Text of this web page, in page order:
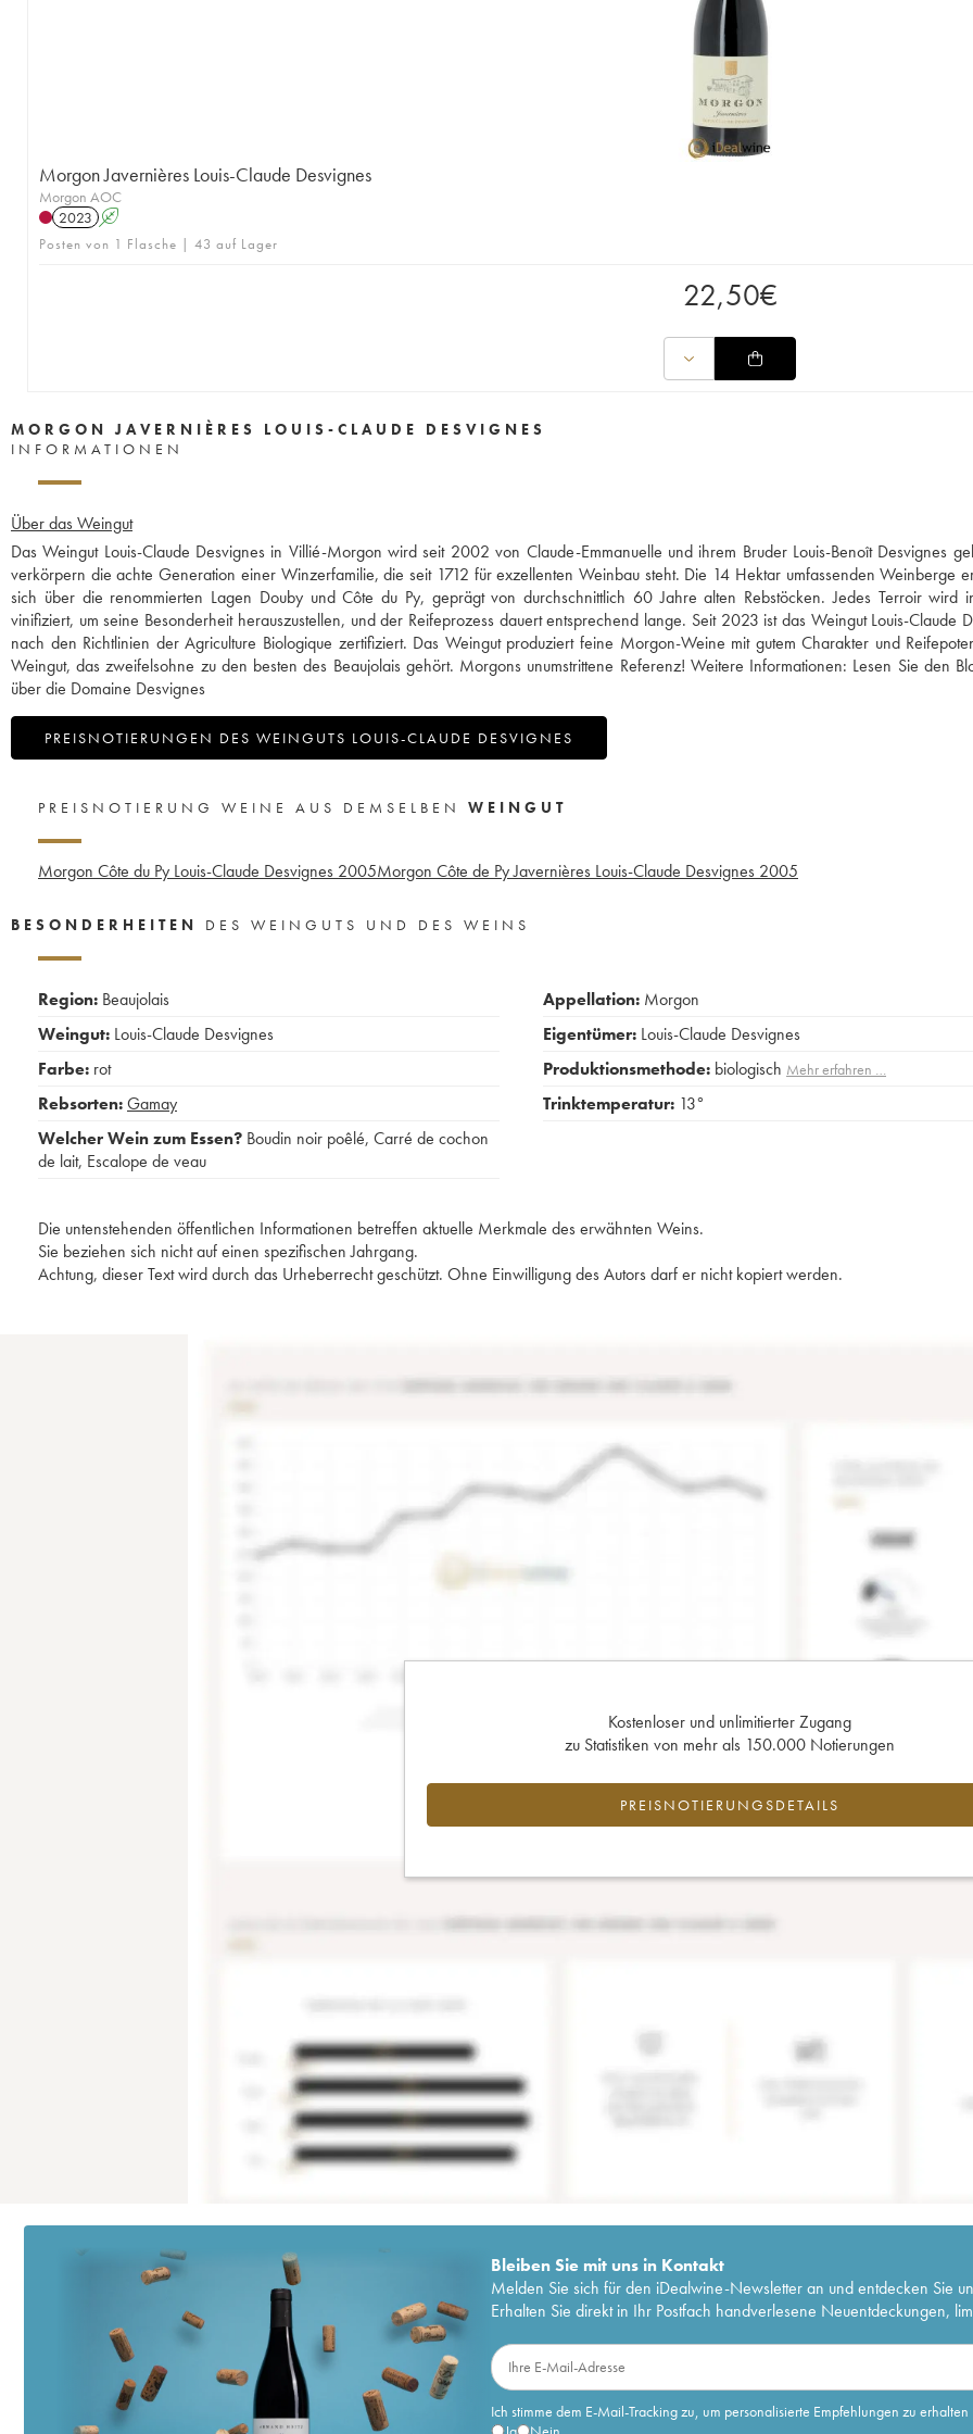
Morgon Javernières Louis-Claude Desvignes
Morgon AOC
2023 A
Posten von 1 Flasche | 43 auf Lager
22,50€
MORGON JAVERNIÈRES LOUIS-CLAUDE DESVIGNES
INFORMATIONEN
Über das Weingut
Das Weingut Louis-Claude Desvignes in Villié-Morgon wird seit 2002 von Claude-Emmanuelle und ihrem Bruder Louis-Benoît Desvignes
verkörpern die achte Generation einer Winzerfamilie, die seit 1712 für exzellenten Weinbau steht. Die 14 Hektar umfassenden Weinberge
sich über die renommierten Lagen Douby und Côte du Py, geprägt von durchschnittlich 60 Jahre alten Rebstöcken. Jedes Terroir wird
vinifiziert, um seine Besonderheit herauszustellen, und der Reifeprozess dauert entsprechend lange. Seit 2023 ist das Weingut Louis-Claude
nach den Richtlinien der Agriculture Biologique zertifiziert. Das Weingut produziert feine Morgon-Weine mit gutem Charakter und
Weingut, das zweifelsohne zu den besten des Beaujolais gehört. Morgons unumstrittene Referenz! Weitere Informationen: Lesen Sie den
über die Domaine Desvignes
PREISNOTIERUNGEN DES WEINGUTS LOUIS-CLAUDE DESVIGNES
PREISNOTIERUNG WEINE AUS DEMSELBEN WEINGUT
Morgon Côte du Py Louis-Claude Desvignes 2005Morgon Côte de Py Javernières Louis-Claude Desvignes 2005
BESONDERHEITEN DES WEINGUTS UND DES WEINS
Region: Beaujolais
Weingut: Louis-Claude Desvignes
Farbe: rot
Rebsorten:Gamay
Welcher Wein zum Essen? Boudin noir poêlé, Carré de cochon
de lait, Escalope de veau
Appellation: Morgon
Eigentümer: Louis-Claude Desvignes
Produktionsmethode: biologisch Mehr erfahren …
Trinktemperatur: 13°
Die untenstehenden öffentlichen Informationen betreffen aktuelle Merkmale des erwähnten Weins.
Sie beziehen sich nicht auf einen spezifischen Jahrgang.
Achtung, dieser Text wird durch das Urheberrecht geschützt. Ohne Einwilligung des Autors darf er nicht kopiert werden.
Kostenloser und unlimitierter Zugang
zu Statistiken von mehr als 150.000 Notierungen
PREISNOTIERUNGSDETAILS
Bleiben Sie mit uns in Kontakt
Melden Sie sich für den iDealwine-Newsletter an und entdecken Sie
Erhalten Sie direkt in Ihr Postfach handverlesene Neuentdeckungen,
Ich stimme dem E-Mail-Tracking zu, um personalisierte Empfehlungen zu erhalten